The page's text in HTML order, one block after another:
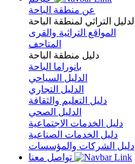
عن منطقة الباحة
الدليل التراثي لمنطقة الباحة
المواقع التراثية والقرى
المتاحف
دليل منطقة الباحة
بانوراما الباحة
الدليل السياحي
الدليل التجاري
دليل التعليم والثقافة
الدليل الصحي
دليل الخدمات الاجتماعية
دليل الخدمات الصناعية
دليل الشركات والمؤسسات